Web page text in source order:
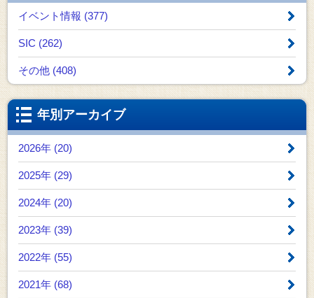
イベント情報 (377)
SIC (262)
その他 (408)
年別アーカイブ
2026年 (20)
2025年 (29)
2024年 (20)
2023年 (39)
2022年 (55)
2021年 (68)